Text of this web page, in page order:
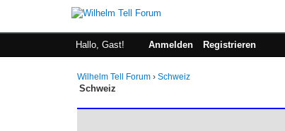
Hallo, Gast! Anmelden Registrieren
Wilhelm Tell Forum ›Schweiz
Schweiz